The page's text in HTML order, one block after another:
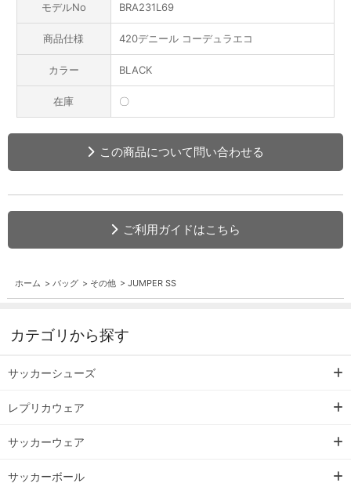
モデルNo BRA231L69
商品仕様 420デニール コーデュラエコ
カラー BLACK
在庫 〇
この商品について問い合わせる
ご利用ガイドはこちら
ホーム > バッグ > その他 > JUMPER SS
カテゴリから探す
サッカーシューズ
レプリカウェア
サッカーウェア
サッカーボール